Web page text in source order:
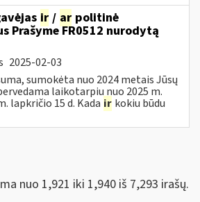
ir / ar politinė
Prašyme FR0512 nurodytą
2025-02-03
sumokėta nuo 2024 metais Jūsų
laikotarpiu nuo 2025 m.
lapkričio 15 d. Kada ir kokiu būdu
nuo 1,921 iki 1,940 iš 7,293 irašų.